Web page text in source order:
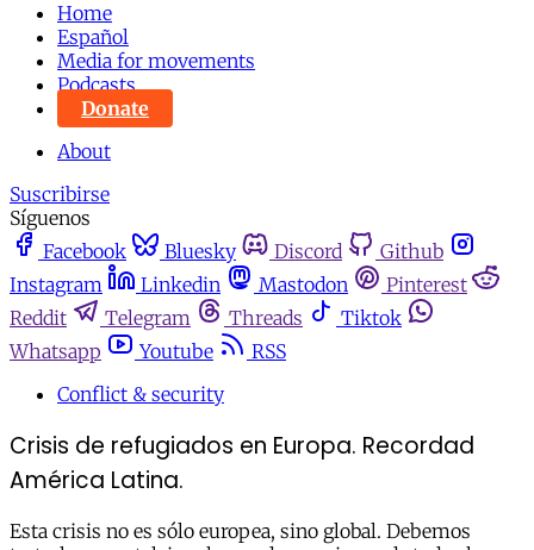
Home
Español
Media for movements
Podcasts
Donate
About
Suscribirse
Síguenos
Facebook
Bluesky Discord
Github
Instagram
Linkedin Mastodon
Pinterest
Reddit
Telegram Threads
Tiktok
Whatsapp
Youtube
RSS
Conflict & security
Crisis de refugiados en Europa. Recordad
América Latina.
Esta crisis no es sólo europea, sino global. Debemos